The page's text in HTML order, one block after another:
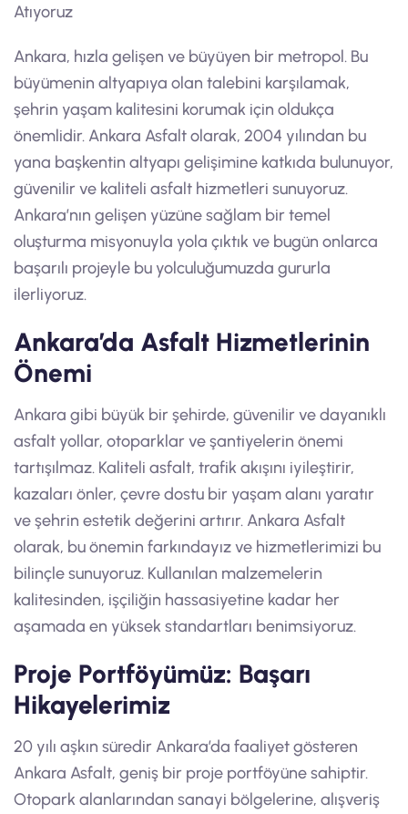
Atıyoruz
Ankara, hızla gelişen ve büyüyen bir metropol. Bu
büyümenin altyapıya olan talebini karşılamak,
şehrin yaşam kalitesini korumak için oldukça
önemlidir. Ankara Asfalt olarak, 2004 yılından bu
yana başkentin altyapı gelişimine katkıda bulunuyor,
güvenilir ve kaliteli asfalt hizmetleri sunuyoruz.
Ankara’nın gelişen yüzüne sağlam bir temel
oluşturma misyonuyla yola çıktık ve bugün onlarca
başarılı projeyle bu yolculuğumuzda gururla
ilerliyoruz.
Ankara’da Asfalt Hizmetlerinin
Önemi
Ankara gibi büyük bir şehirde, güvenilir ve dayanıklı
asfalt yollar, otoparklar ve şantiyelerin önemi
tartışılmaz. Kaliteli asfalt, trafik akışını iyileştirir,
kazaları önler, çevre dostu bir yaşam alanı yaratır
ve şehrin estetik değerini artırır. Ankara Asfalt
olarak, bu önemin farkındayız ve hizmetlerimizi bu
bilinçle sunuyoruz. Kullanılan malzemelerin
kalitesinden, işçiliğin hassasiyetine kadar her
aşamada en yüksek standartları benimsiyoruz.
Proje Portföyümüz: Başarı
Hikayelerimiz
20 yılı aşkın süredir Ankara’da faaliyet gösteren
Ankara Asfalt, geniş bir proje portföyüne sahiptir.
Otopark alanlarından sanayi bölgelerine, alışveriş